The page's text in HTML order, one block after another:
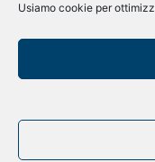
Usiamo cookie per
CER
Giovani
Economia